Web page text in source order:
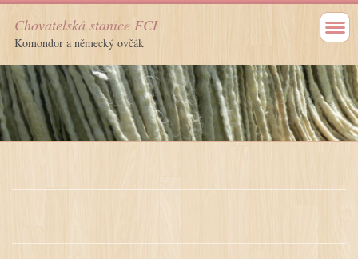
Chovatelská stanice FCI
Komondor a německý ovčák